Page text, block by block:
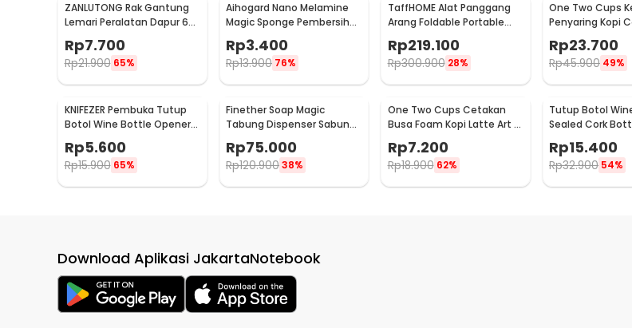
ZANLUTONG Rak Gantung
Lemari Peralatan Dapur 6
Hook Besi - 2137
Rp7.700
Rp21.900 65%
Aihogard Nano Melamine
Magic Sponge Pembersih
Karat Besi - CW62
Rp3.400
Rp13.900 76%
TaffHOME Alat Panggang
Arang Foldable Portable
BBQ Outdoor Grill Stove -
HWSK77
Rp219.100
Rp300.900 28%
One Two Cups
Penyaring Kopi
Bag Paper Filter
T111
Rp23.700
Rp45.900 49%
KNIFEZER Pembuka Tutup
Botol Wine Bottle Opener
Stainless Steel - WS01
Rp5.600
Rp15.900 65%
Finether Soap Magic
Tabung Dispenser Sabun
Otomatis 400ml - AD-03
Rp75.000
Rp120.90038%
One Two Cups Cetakan
Busa Foam Kopi Latte Art 16
PCS - JJYE01
Rp7.200
Rp18.900 62%
Tutup Botol
Sealed Cork
Stainless Steel -
Rp15.400
Rp32.900 54%
Download Aplikasi JakartaNotebook